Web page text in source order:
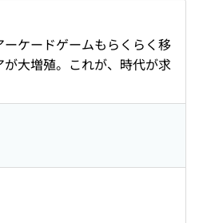
ケードゲームもらくらく移
大増殖。これが、時代が求